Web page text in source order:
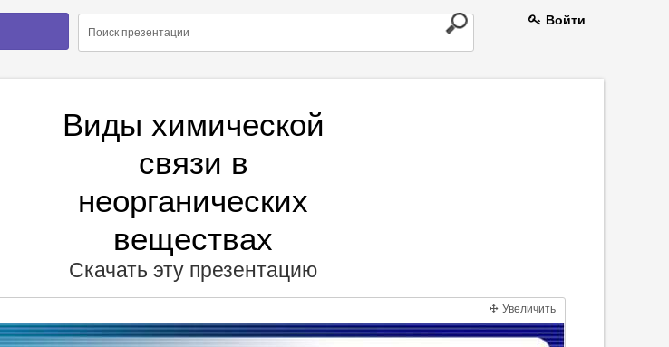
Войти
Виды химической
связи в
неорганических
веществах
Скачать эту презентацию
Увеличить